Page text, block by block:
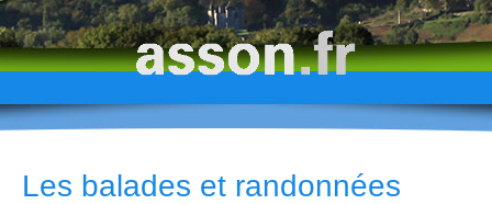
HISTOIRE
Les balades et randonnées